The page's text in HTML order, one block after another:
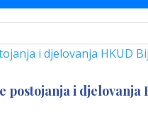
postojanja i djelovanja